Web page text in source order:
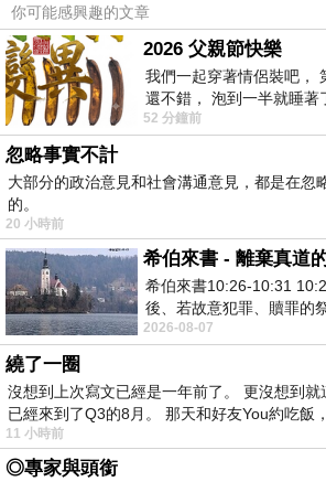
很準確。它把 AI 從一間獨立實驗室，
文明敘事上。這與 OpenAI 的路線不同
用智能入口，透過 ChatGPT 進入工
式與日常決策。Anthropic 想成為可靠
級 AI 代理。Google 想把 AI 嵌回搜尋
Workspace。Meta 則想把 AI 放入社
生態。但馬斯克的想像不是只做一個入
一整套現實改造工程之中。
這也是為何 SpaceXAI 與 Anthropic
一起看。報導指 Anthropic 將租用
料中心超過 300MW 的運算容量，該
Nvidia GPU，用來支援 Claude 模型
SpaceXAI 不只是自己做 AI 產品，也
頭的基礎設施供應者。當一間原本以
你可能感興趣的文章
2026 父親節快樂
我們一起穿著情侶裝吧，
還不錯， 泡到一半就睡著
醒， 手
52 分鐘前
忽略事實不計
大部分的政治意見和社會溝通意見，都是在忽
的。
20 小時前
希伯來書 - 離棄真道
希伯來書10:26-10:31
後、若故意犯罪、贖罪的
有戰懼等候審判和那燒滅
2026-08-07
繞了一圈
沒想到上次寫文已經是一年前了。 更沒想到
已經來到了Q3的8月。 那天和好友You約吃飯
11 小時前
◎專家與頭銜